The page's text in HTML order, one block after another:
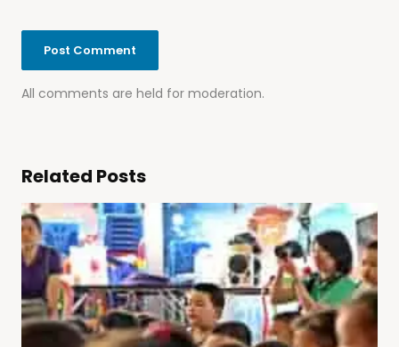
All comments are held for moderation.
Related Posts